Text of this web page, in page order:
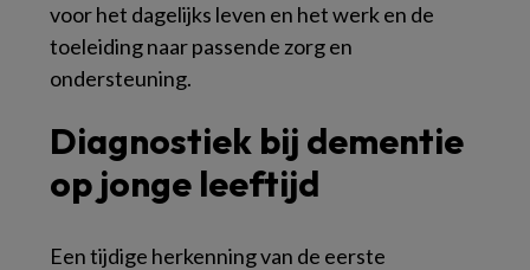
voor het dagelijks leven en het werk en de
toeleiding naar passende zorg en
ondersteuning.
Diagnostiek bij dementie
op jonge leeftijd
Een tijdige herkenning van de eerste